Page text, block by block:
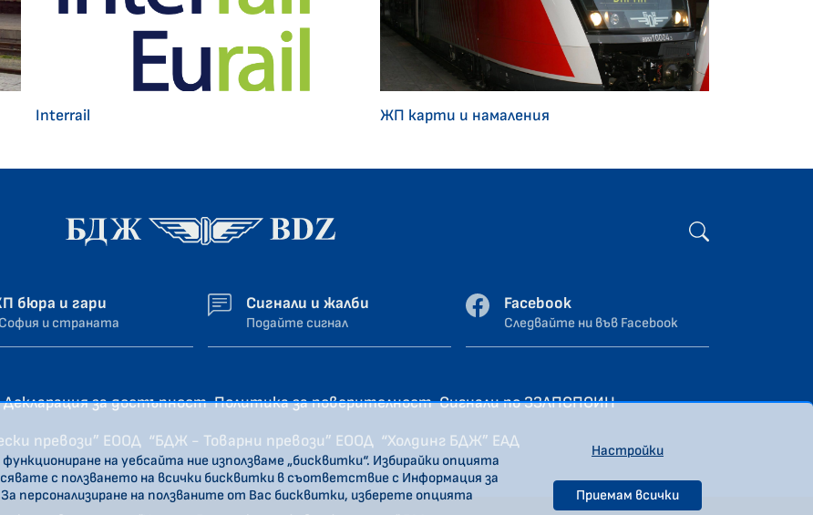
Interrail ЖП карти и намаления
бюра и гари
и страната
Сигнали и жалби
Подайте сигнал
Facebook
Следвайте ни във Facebook
Декларация за достъпност Политика за поверителност Сигнали по ЗЗЛПСПОИН
превози” ЕООД “БДЖ - Товарни превози” ЕООД “Холдинг БДЖ” ЕАД
на уебсайта ние използваме „бисквитки“. Избирайки опцията
с ползването на всички бисквитки в съответствие с Информация за
персонализиране на ползваните от Вас бисквитки, изберете опцията
Настройки
Приемам всички